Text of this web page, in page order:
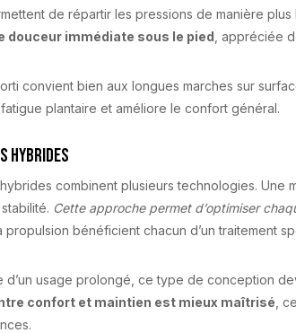
de répartir les pressions de manière plus
douceur immédiate sous le pied , appréciée
convient bien aux longues marches sur
plantaire et améliore le confort général.
hybrides
combinent plusieurs technologies. Une
Cette approche permet d’optimiser
propulsion bénéficient chacun d’un traitement
d’un usage prolongé, ce type de conception
confort et maintien est mieux maîtrisé ,